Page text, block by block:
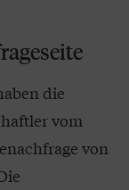
die
vom
von